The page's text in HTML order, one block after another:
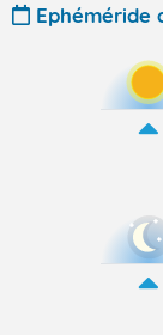
Ephéméride